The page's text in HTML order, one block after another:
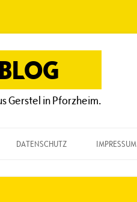
Gerstel in Pforzheim.
DATENSCHUTZ IMPRESSUM